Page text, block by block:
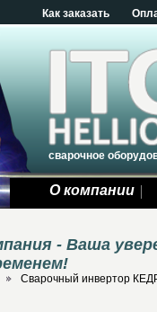
Как заказать
сварочное
О компании
- Ваша
Сварочный инвертор